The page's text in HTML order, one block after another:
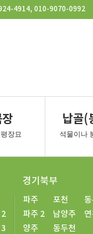
4914, 010-9070-0992
장
장묘
납골(
석물이나
2
경기북부
파주
파주 2
양주
포천
남양주
동두천